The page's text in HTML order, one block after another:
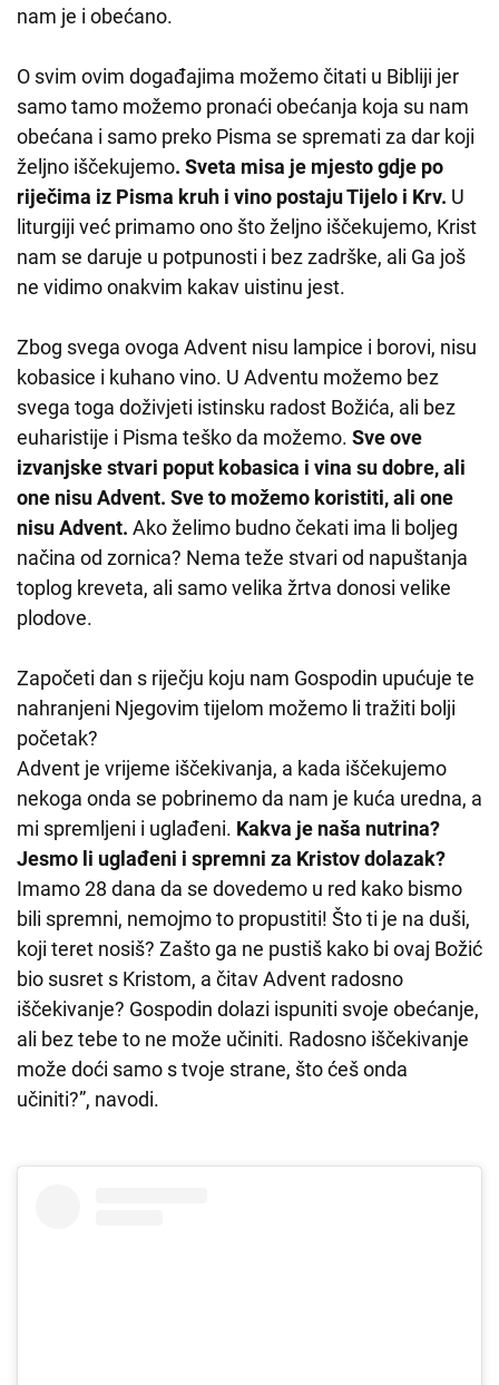
nam je i obećano.
O svim ovim događajima možemo čitati u Bibliji jer
samo tamo možemo pronaći obećanja koja su nam
obećana i samo preko Pisma se spremati za dar koji
željno iščekujemo. Sveta misa je mjesto gdje po
riječima iz Pisma kruh i vino postaju Tijelo i Krv. U
liturgiji već primamo ono što željno iščekujemo, Krist
nam se daruje u potpunosti i bez zadrške, ali Ga još
ne vidimo onakvim kakav uistinu jest.
Zbog svega ovoga Advent nisu lampice i borovi, nisu
kobasice i kuhano vino. U Adventu možemo bez
svega toga doživjeti istinsku radost Božića, ali bez
euharistije i Pisma teško da možemo. Sve ove
izvanjske stvari poput kobasica i vina su dobre, ali
one nisu Advent. Sve to možemo koristiti, ali one
nisu Advent. Ako želimo budno čekati ima li boljeg
načina od zornica? Nema teže stvari od napuštanja
toplog kreveta, ali samo velika žrtva donosi velike
plodove.
Započeti dan s riječju koju nam Gospodin upućuje te
nahranjeni Njegovim tijelom možemo li tražiti bolji
početak?
Advent je vrijeme iščekivanja, a kada iščekujemo
nekoga onda se pobrinemo da nam je kuća uredna, a
mi spremljeni i uglađeni. Kakva je naša nutrina?
Jesmo li uglađeni i spremni za Kristov dolazak?
Imamo 28 dana da se dovedemo u red kako bismo
bili spremni, nemojmo to propustiti! Što ti je na duši,
koji teret nosiš? Zašto ga ne pustiš kako bi ovaj Božić
bio susret s Kristom, a čitav Advent radosno
iščekivanje? Gospodin dolazi ispuniti svoje obećanje,
ali bez tebe to ne može učiniti. Radosno iščekivanje
može doći samo s tvoje strane, što ćeš onda
učiniti?”, navodi.